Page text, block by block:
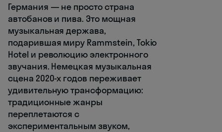
Германия — не просто страна
автобанов и пива. Это мощная
музыкальная держава,
подарившая миру Rammstein, Tokio
Hotel и революцию электронного
звучания. Немецкая музыкальная
сцена 2020-х годов переживает
удивительную трансформацию:
традиционные жанры
переплетаются с
экспериментальным звуком,